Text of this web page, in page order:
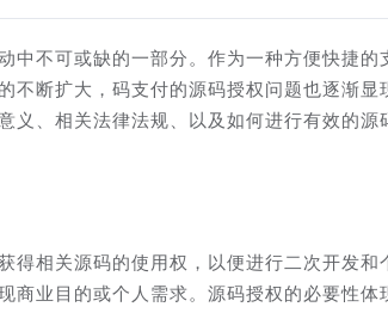
中不可或缺的一部分。作为一种方便快捷的
不断扩大，码支付的源码授权问题也逐渐显
义、相关法律法规、以及如何进行有效的源
得相关源码的使用权，以便进行二次开发和
商业目的或个人需求。源码授权的必要性体